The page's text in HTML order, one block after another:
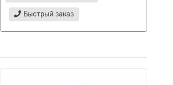
Быстрый заказ